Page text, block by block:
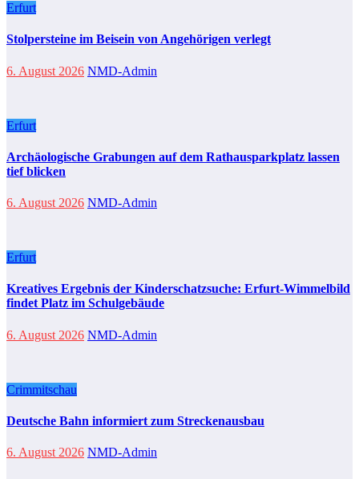
Erfurt
Stolpersteine im Beisein von Angehörigen verlegt
6. August 2026 NMD-Admin
Erfurt
Archäologische Grabungen auf dem Rathausparkplatz lassen
tief blicken
6. August 2026 NMD-Admin
Erfurt
Kreatives Ergebnis der Kinderschatzsuche: Erfurt-Wimmelbild
findet Platz im Schulgebäude
6. August 2026 NMD-Admin
Crimmitschau
Deutsche Bahn informiert zum Streckenausbau
6. August 2026 NMD-Admin